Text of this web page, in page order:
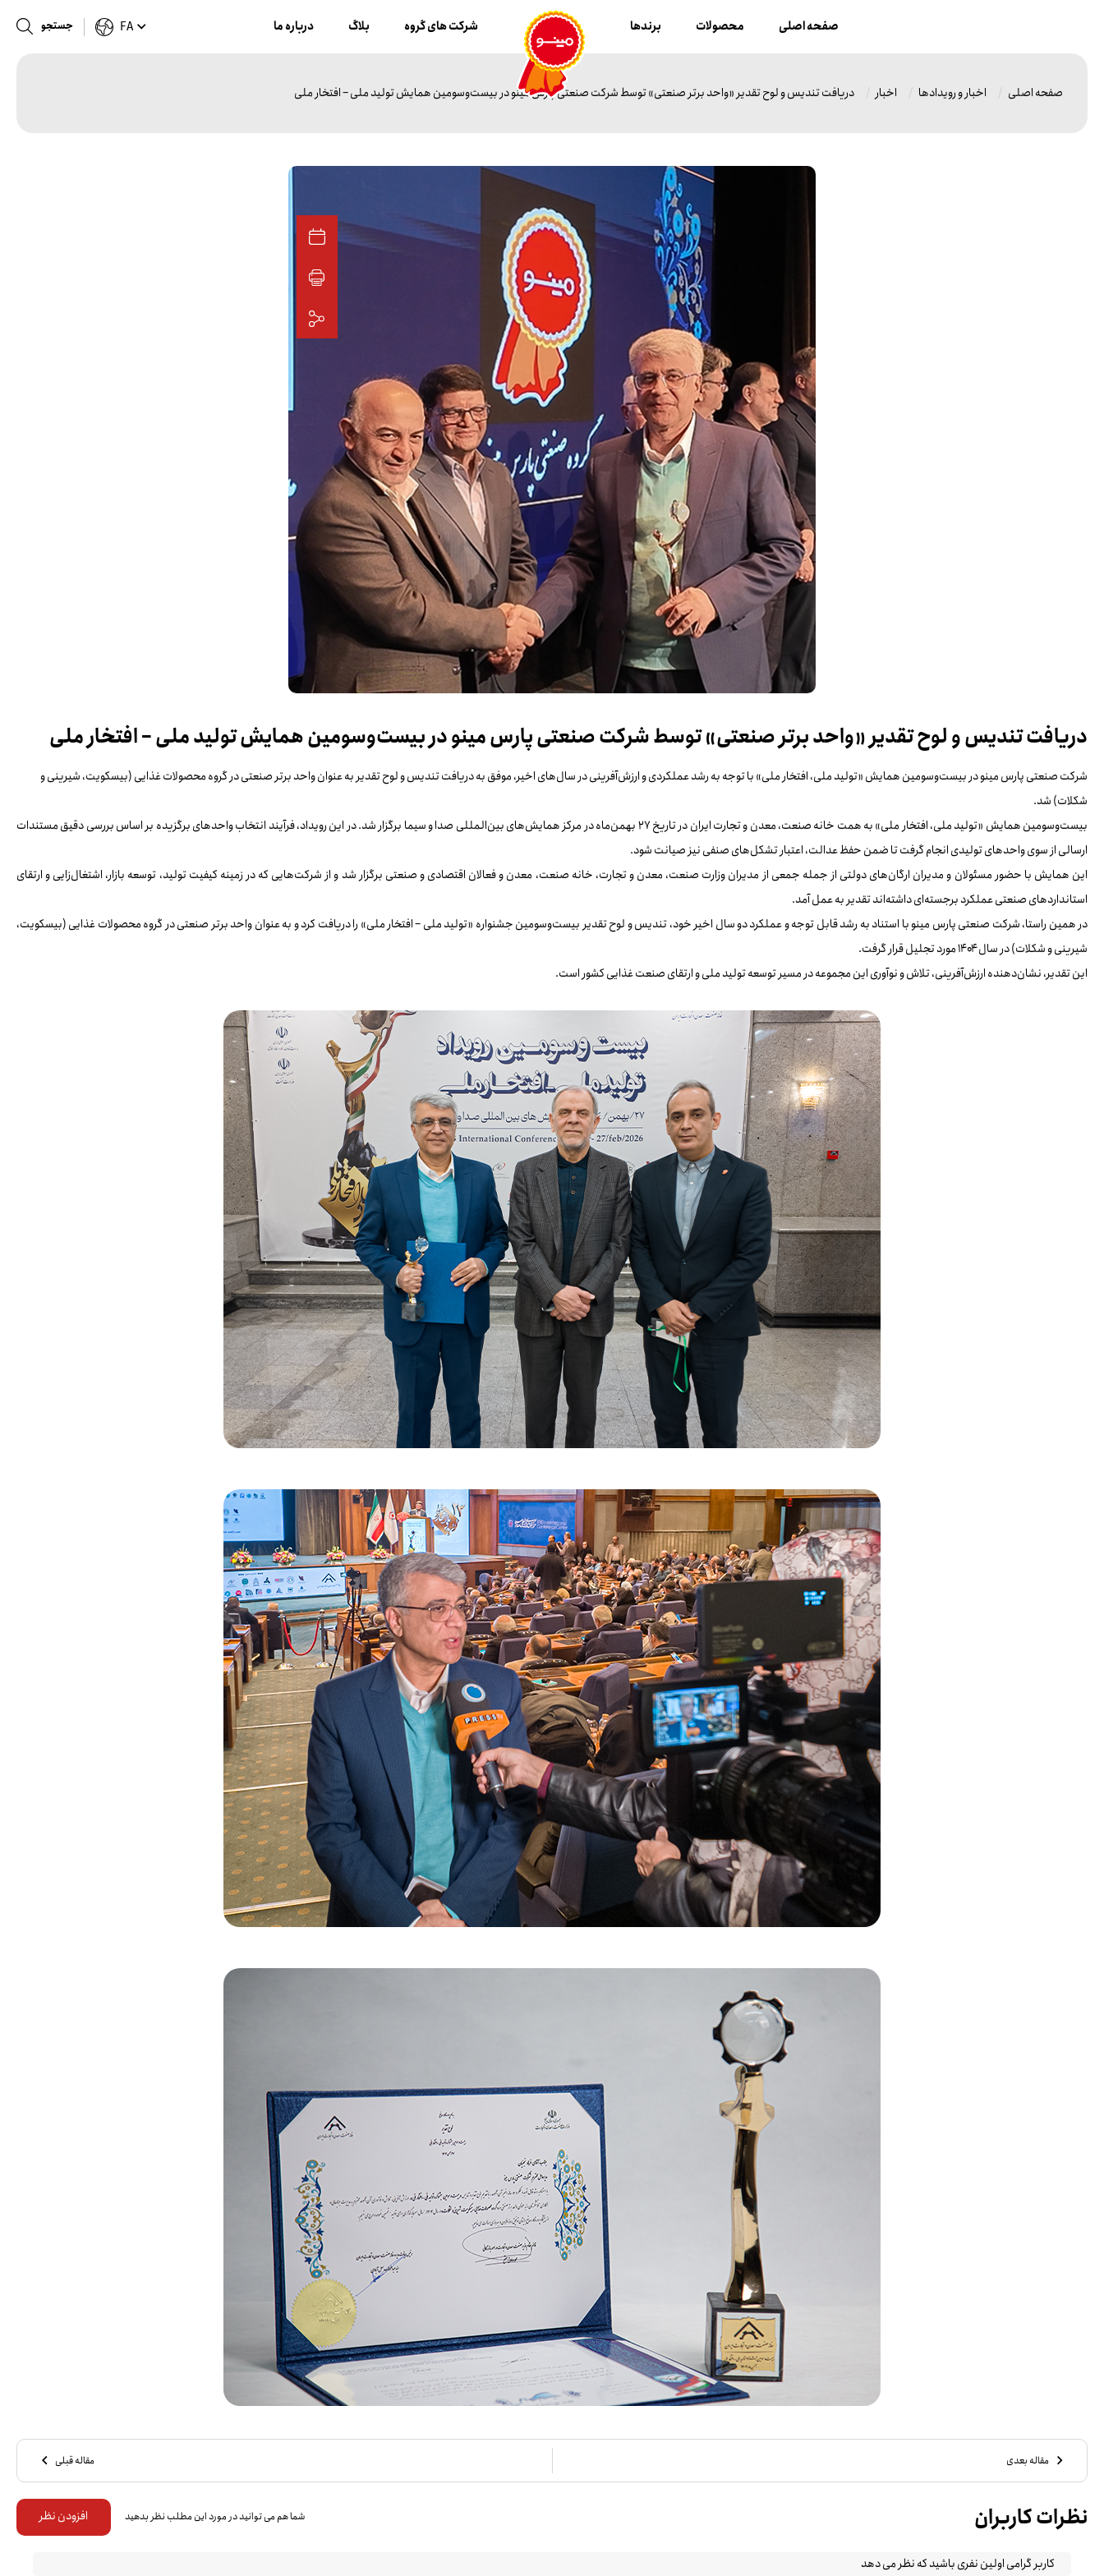
صفحه اصلی محصولات برندها شرکت های گروه بلاگ درباره ما FA جستجو
صفحه اصلی اخبار و رویدادها اخبار دریافت تندیس و لوح تقدیر «واحد برتر صنعتی» توسط شرکت صنعتی پارس مینو در بیست‌وسومین همایش تولید ملی – افتخار ملی
دریافت تندیس و لوح تقدیر «واحد برتر صنعتی» توسط شرکت صنعتی پارس مینو در بیست‌وسومین همایش تولید ملی – افتخار ملی
شرکت صنعتی پارس مینو در بیست‌وسومین همایش «تولید ملی، افتخار ملی» با توجه به رشد عملکردی و ارزش‌آفرینی در سال‌های اخیر، موفق به دریافت تندیس و لوح تقدیر به عنوان واحد برتر صنعتی در گروه محصولات غذایی (بیسکویت، شیرینی و
شکلات) شد.
بیست‌وسومین همایش «تولید ملی، افتخار ملی» به همت خانه صنعت، معدن و تجارت ایران در تاریخ ۲۷ بهمن‌ماه در مرکز همایش‌های بین‌المللی صدا و سیما برگزار شد. در این رویداد، فرآیند انتخاب واحدهای برگزیده بر اساس بررسی دقیق مستندات
ارسالی از سوی واحدهای تولیدی انجام گرفت تا ضمن حفظ عدالت، اعتبار تشکل‌های صنفی نیز صیانت شود.
این همایش با حضور مسئولان و مدیران ارگان‌های دولتی از جمله جمعی از مدیران وزارت صنعت، معدن و تجارت، خانه صنعت، معدن و فعالان اقتصادی و صنعتی برگزار شد و از شرکت‌هایی که در زمینه کیفیت تولید، توسعه بازار، اشتغال‌زایی و ارتقای
استانداردهای صنعتی عملکرد برجسته‌ای داشته‌اند تقدیر به عمل آمد.
در همین راستا، شرکت صنعتی پارس مینو با استناد به رشد قابل توجه و عملکرد دو سال اخیر خود، تندیس و لوح تقدیر بیست‌وسومین جشنواره «تولید ملی – افتخار ملی» را دریافت کرد و به عنوان واحد برتر صنعتی در گروه محصولات غذایی (بیسکویت،
شیرینی و شکلات) در سال ۱۴۰۴ مورد تجلیل قرار گرفت.
این تقدیر، نشان‌دهنده ارزش‌آفرینی، تلاش و نوآوری این مجموعه در مسیر توسعه تولید ملی و ارتقای صنعت غذایی کشور است.
مقاله بعدی مقاله قبلی
نظرات کاربران شما هم می توانید در مورد این مطلب نظر بدهید افزودن نظر
کاربر گرامی اولین نفری باشید که نظر می دهد